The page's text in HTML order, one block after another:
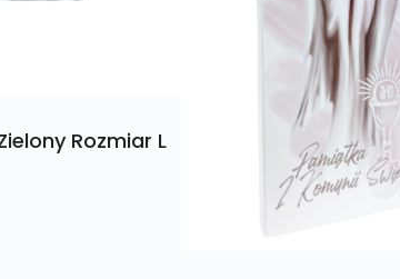
Rozmiar L